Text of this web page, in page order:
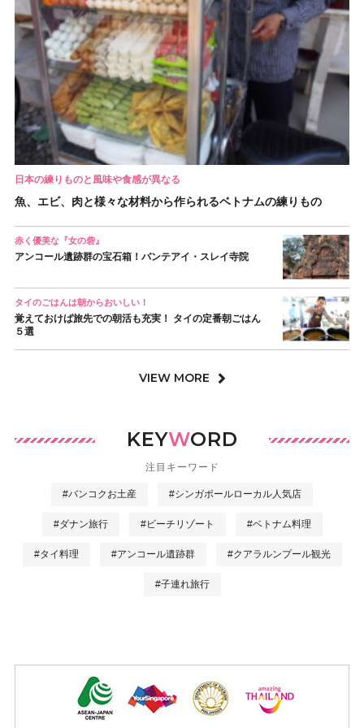
日本の練りものと風味や食感が異なる
魚、エビ、肉と様々な材料から作られるベトナムの練りもの
赤く優美な『女の砦』
アンコール遺跡群の宝石箱！バンテアイ・スレイ寺院
タイのごはんは朝からおいしい！
覚えておけば旅先での朝活も充実！ タイの定番朝ごはん
５選
VIEW MORE
KEYWORD
注目キーワード
#バンコクお土産 #シンガポールローカル人気店
#ダナン旅行 #ビーチリゾート #ベトナム料理
#タイ料理 #アンコール遺跡群 #クアラルンプール観光
#子連れ旅行